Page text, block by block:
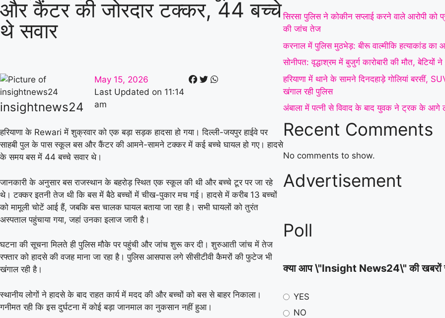
बरसीं, SUV सवार 7 लोग
घायल; गैंगवार का एंगल
में पत्नी से विवाद के बाद
युवक ने ट्रक के आगे लगाई
पीटकर हत्या, पुरानी रंजिश
और कैंटर की जोरदार टक्कर, 44 बच्चे
थे सवार
insightnews24
May 15, 2026
Last Updated on 11:14
am
हरियाणा के Rewari में शुक्रवार को एक बड़ा सड़क हादसा हो गया। दिल्ली-जयपुर हाईवे पर
साहबी पुल के पास स्कूल बस और कैंटर की आमने-सामने टक्कर में कई बच्चे घायल हो गए। हादसे
के समय बस में 44 बच्चे सवार थे।
जानकारी के अनुसार बस राजस्थान के बहरोड़ स्थित एक स्कूल की थी और बच्चे टूर पर जा रहे
थे। टक्कर इतनी तेज थी कि बस में बैठे बच्चों में चीख-पुकार मच गई। हादसे में करीब 13 बच्चों
को मामूली चोटें आई हैं, जबकि बस चालक घायल बताया जा रहा है। सभी घायलों को तुरंत
अस्पताल पहुंचाया गया, जहां उनका इलाज जारी है।
घटना की सूचना मिलते ही पुलिस मौके पर पहुंची और जांच शुरू कर दी। शुरुआती जांच में तेज
रफ्तार को हादसे की वजह माना जा रहा है। पुलिस आसपास लगे सीसीटीवी कैमरों की फुटेज भी
खंगाल रही है।
स्थानीय लोगों ने हादसे के बाद राहत कार्य में मदद की और बच्चों को बस से बाहर निकाला।
गनीमत रही कि इस दुर्घटना में कोई बड़ा जानमाल का नुकसान नहीं हुआ।
सिरसा पुलिस ने कोकीन सप्लाई करने वाले आरोपी को
की जांच तेज
करनाल में पुलिस मुठभेड़: बीरू वाल्मीकि हत्याकांड का
सोनीपत: वृद्धाश्रम में बुजुर्ग कारोबारी की मौत,
हरियाणा में थाने के सामने दिनदहाड़े गोलियां बरसीं,
खंगाल रही पुलिस
अंबाला में पत्नी से विवाद के बाद युवक ने ट्रक के आगे
Recent Comments
No comments to show.
Advertisement
Poll
क्या आप \"Insight News24\" की खबरों
YES
NO